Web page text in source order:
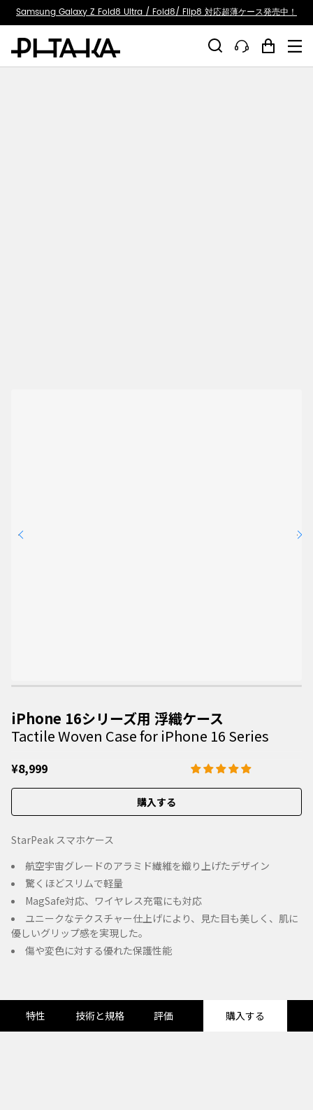
Samsung Galaxy Z Fold8 Ultra / Fold8/ Flip8 対応超薄ケース発売中！
iPhone 16シリーズ用 浮織ケース
Tactile Woven Case for iPhone 16 Series
¥8,999
購入する
StarPeak スマホケース
航空宇宙グレードのアラミド繊維を織り上げたデザイン
驚くほどスリムで軽量
MagSafe対応、ワイヤレス充電にも対応
ユニークなテクスチャー仕上げにより、見た目も美しく、肌に
優しいグリップ感を実現した。
傷や変色に対する優れた保護性能
特性 技術と規格 評価 購入する